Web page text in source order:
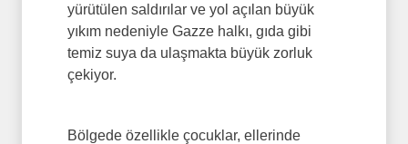
yürütülen saldırılar ve yol açılan büyük
yıkım nedeniyle Gazze halkı, gıda gibi
temiz suya da ulaşmakta büyük zorluk
çekiyor.
Bölgede özellikle çocuklar, ellerinde